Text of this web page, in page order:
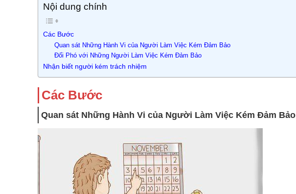
Nội dung chính
Các Bước
Quan sát Những Hành Vi của Người Làm Việc Kém Đảm Bảo
Đối Phó với Những Người Làm Việc Kém Đảm Bảo
Nhận biết người kém trách nhiệm
Các Bước
Quan sát Những Hành Vi của Người Làm Việc Kém Đảm Bảo